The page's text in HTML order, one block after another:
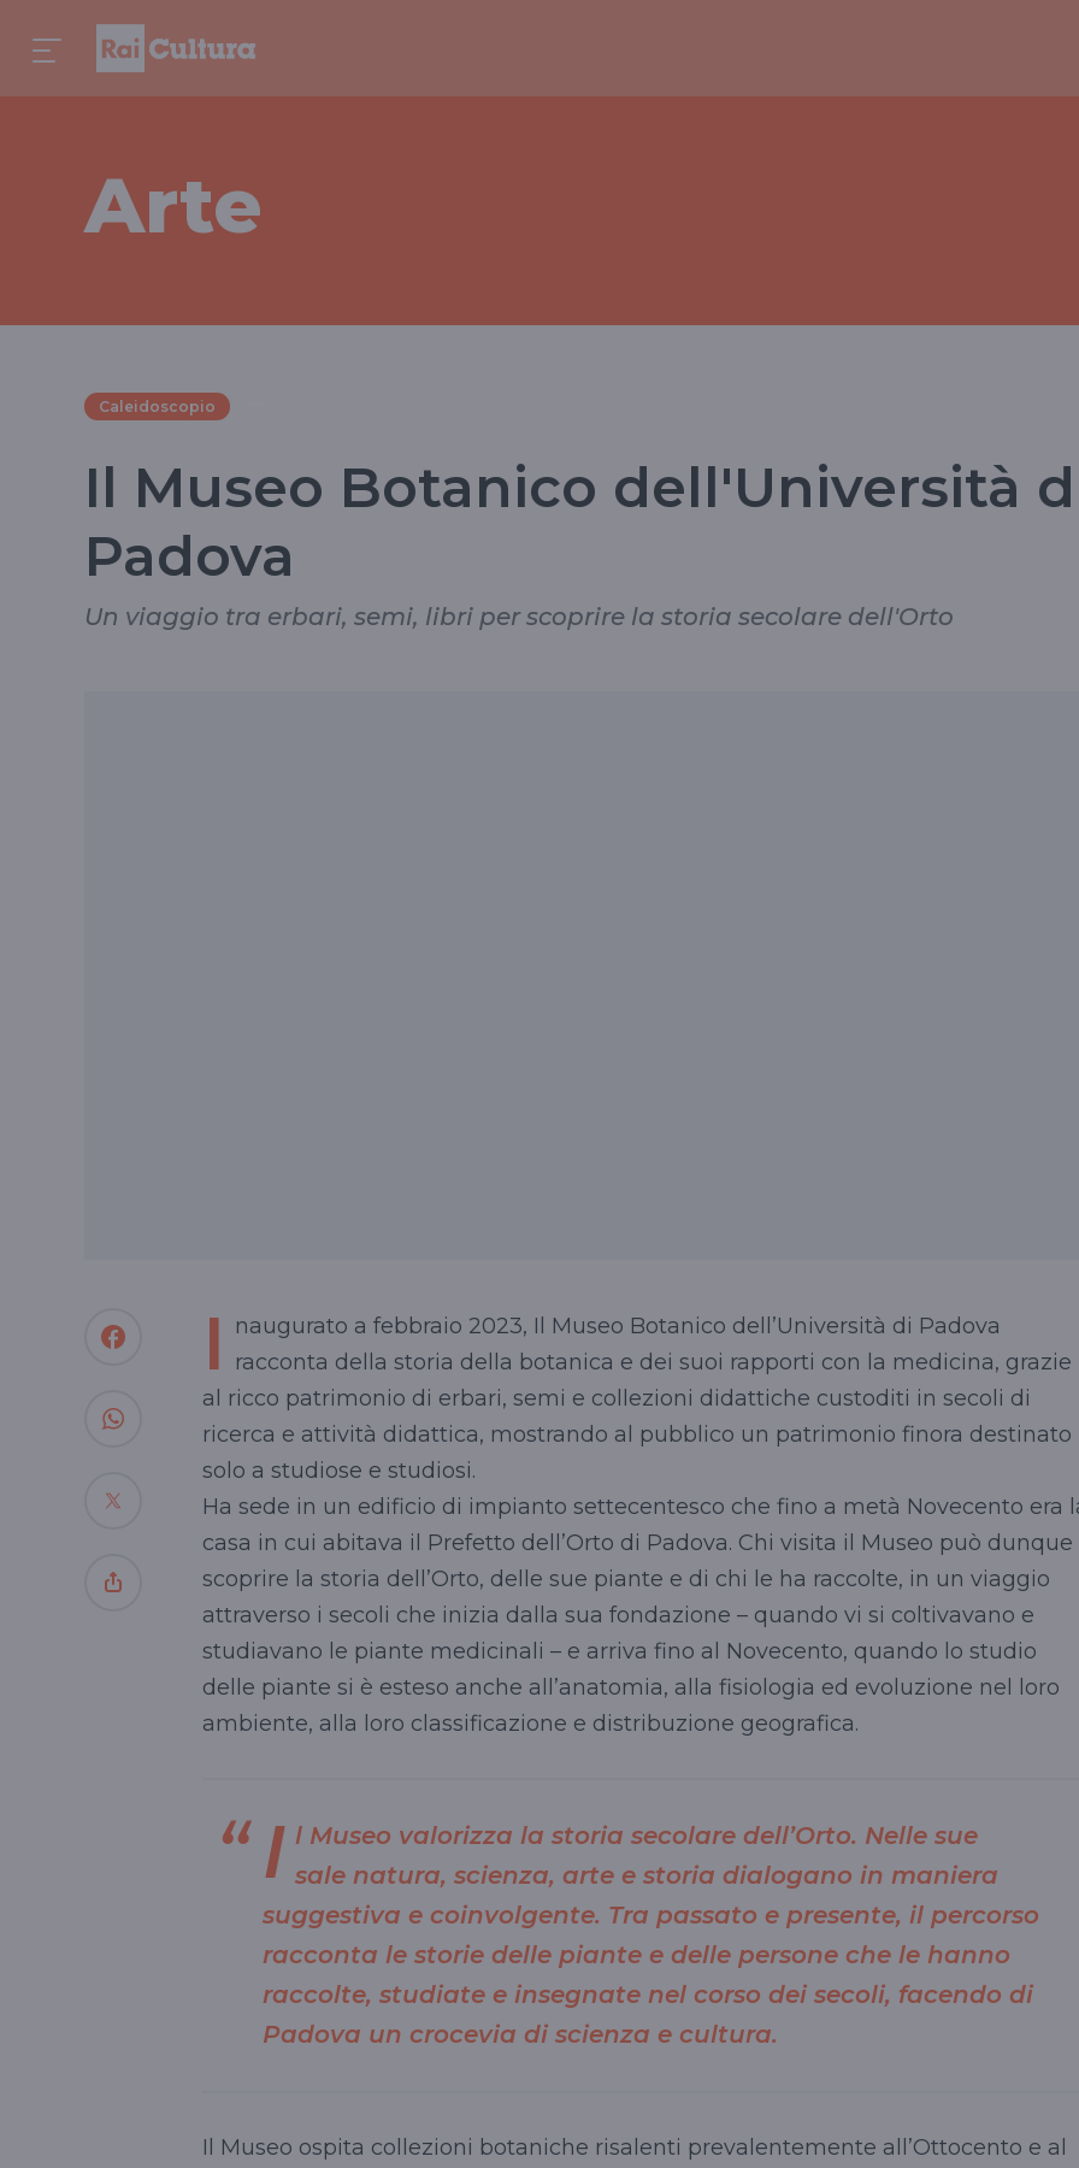
Arte
Caleidoscopio
Il Museo Botanico dell'Università
Padova
Un viaggio tra erbari, semi, libri per scoprire la storia secolare dell'Orto
I
naugurato a febbraio 2023, Il Museo Botanico dell’Università di Padova
racconta della storia della botanica e dei suoi rapporti con la medicina, grazie
al ricco patrimonio di erbari, semi e collezioni didattiche custoditi in secoli di
ricerca e attività didattica, mostrando al pubblico un patrimonio finora destinato
solo a studiose e studiosi.
Ha sede in un edificio di impianto settecentesco che fino a metà Novecento era
casa in cui abitava il Prefetto dell’Orto di Padova. Chi visita il Museo può dunque
scoprire la storia dell’Orto, delle sue piante e di chi le ha raccolte, in un viaggio
attraverso i secoli che inizia dalla sua fondazione – quando vi si coltivavano e
studiavano le piante medicinali – e arriva fino al Novecento, quando lo studio
delle piante si è esteso anche all’anatomia, alla fisiologia ed evoluzione nel loro
ambiente, alla loro classificazione e distribuzione geografica.
I l Museo valorizza la storia secolare dell’Orto. Nelle sue
sale natura, scienza, arte e storia dialogano in maniera
suggestiva e coinvolgente. Tra passato e presente, il percorso
racconta le storie delle piante e delle persone che le hanno
raccolte, studiate e insegnate nel corso dei secoli, facendo di
Padova un crocevia di scienza e cultura.
Il Museo ospita collezioni botaniche risalenti prevalentemente all’Ottocento e al